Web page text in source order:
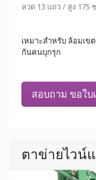
ลวด 13 แถว / สูง 175
เหมาะสำหรับ ล้อมเ
กันคนบุกรุก
สอบถาม ขอใบ
ตาข่ายไวน์